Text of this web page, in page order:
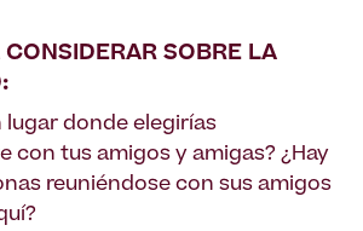
CONSIDERAR SOBRE LA
lugar donde elegirías
con tus amigos y amigas? ¿Hay
reuniéndose con sus amigos